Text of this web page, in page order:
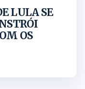
LULA SE
OS